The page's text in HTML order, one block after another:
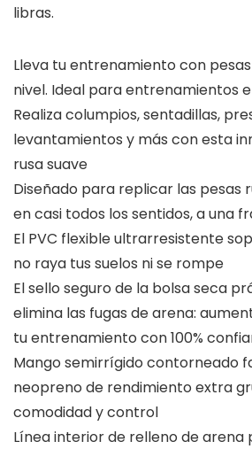
libras.
Lleva tu entrenamiento con
nivel. Ideal para entrenamientos
Realiza columpios, sentadillas,
levantamientos y más con esta
rusa suave
Diseñado para replicar las pesas
en casi todos los sentidos, a una
El PVC flexible ultrarresistente
no raya tus suelos ni se rompe
El sello seguro de la bolsa seca
elimina las fugas de arena:
tu entrenamiento con 100%
Mango semirrígido contorneado
neopreno de rendimiento extra
comodidad y control
Línea interior de relleno de arena